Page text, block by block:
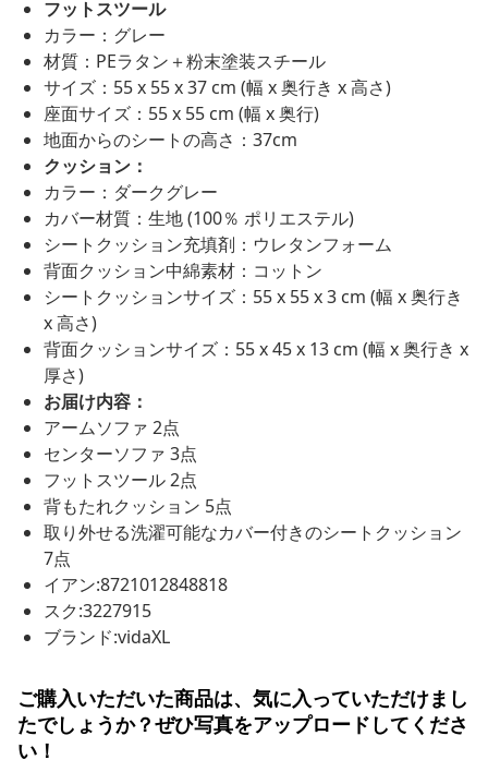
フットスツール
カラー：グレー
材質：PEラタン＋粉末塗装スチール
サイズ：55 x 55 x 37 cm (幅 x 奥行き x 高さ)
座面サイズ：55 x 55 cm (幅 x 奥行)
地面からのシートの高さ：37cm
クッション：
カラー：ダークグレー
カバー材質：生地 (100％ ポリエステル)
シートクッション充填剤：ウレタンフォーム
背面クッション中綿素材：コットン
シートクッションサイズ：55 x 55 x 3 cm (幅 x 奥行き
x 高さ)
背面クッションサイズ：55 x 45 x 13 cm (幅 x 奥行き x
厚さ)
お届け内容：
アームソファ 2点
センターソファ 3点
フットスツール 2点
背もたれクッション 5点
取り外せる洗濯可能なカバー付きのシートクッション
7点
イアン:8721012848818
スク:3227915
ブランド:vidaXL
ご購入いただいた商品は、気に入っていただけまし
たでしょうか？ぜひ写真をアップロードしてくださ
い！